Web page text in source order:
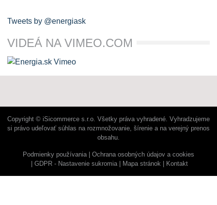
Tweets by @energiask
VIDEÁ NA VIMEO.COM
Copyright © iSicommerce s.r.o. Všetky práva vyhradené. Vyhradzujeme
si právo udeľovať súhlas na rozmnožovanie, šírenie a na verejný prenos
obsahu.
Podmienky používania
Ochrana osobných údajov a cookies
GDPR - Nastavenie sukromia
Mapa stránok Kontakt